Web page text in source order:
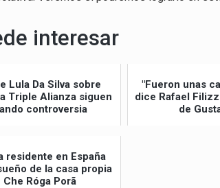
interesar
Lula Da Silva sobre
Triple Alianza siguen
controversia
"Fueron unas
dice Rafael
de
residente en España
de la casa propia
Che Róga Porã